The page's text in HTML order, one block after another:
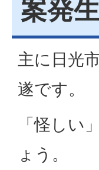
案発
主に日光
遂です。
「怪しい
ょう。